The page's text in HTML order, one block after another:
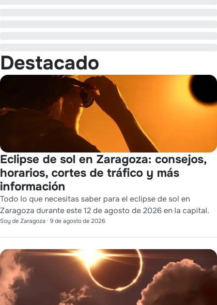
Destacado
Eclipse de sol en Zaragoza: consejos,
horarios, cortes de tráfico y más
información
Todo lo que necesitas saber para el eclipse de sol en
Zaragoza durante este 12 de agosto de 2026 en la capital.
Soy de Zaragoza · 9 de agosto de 2026